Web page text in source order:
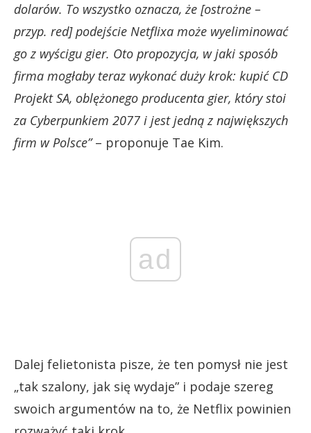
dolarów. To wszystko oznacza, że [ostrożne –
przyp. red] podejście Netflixa może wyeliminować
go z wyścigu gier. Oto propozycja, w jaki sposób
firma mogłaby teraz wykonać duży krok: kupić CD
Projekt SA, oblężonego producenta gier, który stoi
za Cyberpunkiem 2077 i jest jedną z największych
firm w Polsce”– proponuje Tae Kim.
ad
Dalej felietonista pisze, że ten pomysł nie jest
„tak szalony, jak się wydaje” i podaje szereg
swoich argumentów na to, że Netflix powinien